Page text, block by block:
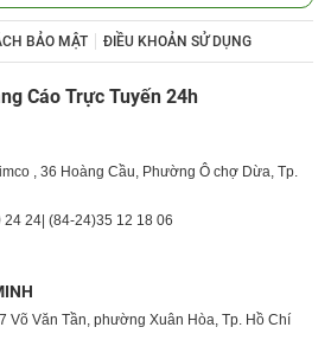
BẢO MẬT ĐIỀU KHOẢN SỬ DỤNG
Cáo Trực Tuyến 24h
, 36 Hoàng Cầu, Phường Ô chợ Dừa, Tp.
24 24 | (84-24)35 12 18 06
Võ Văn Tần, phường Xuân Hòa, Tp. Hồ Chí